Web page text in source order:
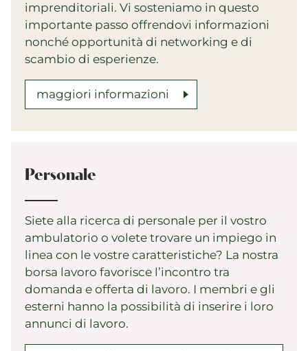
imprenditoriali. Vi sosteniamo in questo
importante passo offrendovi informazioni
nonché opportunità di networking e di
scambio di esperienze.
maggiori informazioni
Personale
Siete alla ricerca di personale per il vostro
ambulatorio o volete trovare un impiego in
linea con le vostre caratteristiche? La nostra
borsa lavoro favorisce l’incontro tra
domanda e offerta di lavoro. I membri e gli
esterni hanno la possibilità di inserire i loro
annunci di lavoro.